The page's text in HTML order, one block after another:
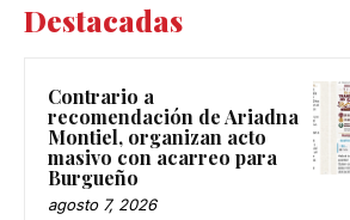
Destacadas
Contrario a
recomendación de Ariadna
Montiel, organizan acto
masivo con acarreo para
Burgueño
agosto 7, 2026